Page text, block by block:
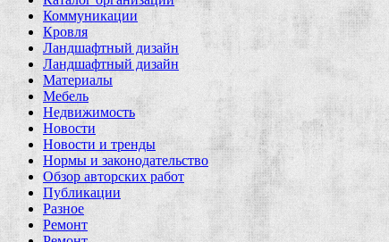
Коммуникации
Кровля
Ландшафтный дизайн
Ландшафтный дизайн
Материалы
Мебель
Недвижимость
Новости
Новости и тренды
Нормы и законодательство
Обзор авторских работ
Публикации
Разное
Ремонт